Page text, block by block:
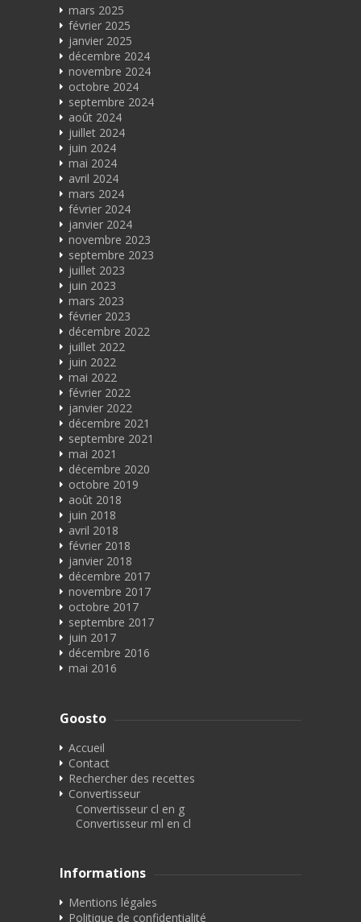
mars 2025
février 2025
janvier 2025
décembre 2024
novembre 2024
octobre 2024
septembre 2024
août 2024
juillet 2024
juin 2024
mai 2024
avril 2024
mars 2024
février 2024
janvier 2024
novembre 2023
septembre 2023
juillet 2023
juin 2023
mars 2023
février 2023
décembre 2022
juillet 2022
juin 2022
mai 2022
février 2022
janvier 2022
décembre 2021
septembre 2021
mai 2021
décembre 2020
octobre 2019
août 2018
juin 2018
avril 2018
février 2018
janvier 2018
décembre 2017
novembre 2017
octobre 2017
septembre 2017
juin 2017
décembre 2016
mai 2016
Goosto
Accueil
Contact
Rechercher des recettes
Convertisseur
Convertisseur cl en g
Convertisseur ml en cl
Informations
Mentions légales
Politique de confidentialité